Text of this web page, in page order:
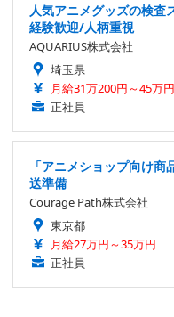
人気アニメグッズの検
経験歓迎/人柄重視
AQUARIUS株式会社
埼玉県
月給31万200円～45万円
正社員
「アニメショップ向け
送準備
Courage Path株式会社
東京都
月給27万円～35万円
正社員